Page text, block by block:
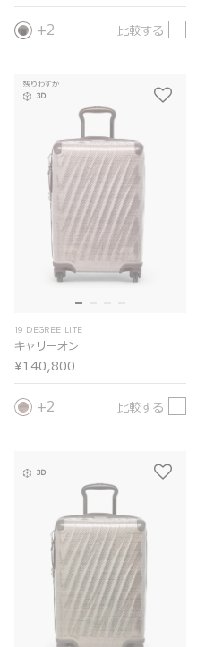
2 比較する
残りわずか
3D
19 DEGREE LITE
キャリーオン
¥140,800
2 比較する
3D